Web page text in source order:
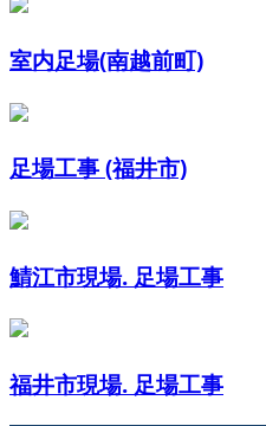
室内足場(南越前町)
足場工事 (福井市)
鯖江市現場. 足場工事
福井市現場. 足場工事